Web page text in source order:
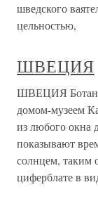
шведского
цельностью,
ШВЕЦИЯ
ШВЕЦИЯ
домом-музеем
из любого окна
показывают
солнцем, таким
циферблате в